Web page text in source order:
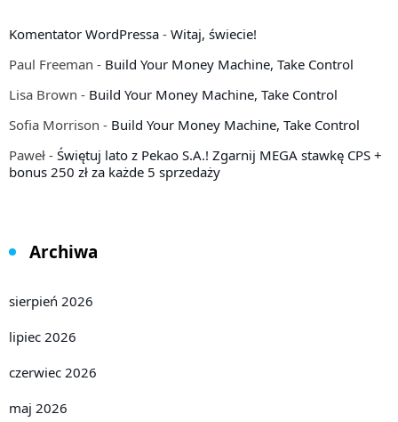
Komentator WordPressa - Witaj, świecie!
Paul Freeman - Build Your Money Machine, Take Control
Lisa Brown - Build Your Money Machine, Take Control
Sofia Morrison - Build Your Money Machine, Take Control
Paweł - Świętuj lato z Pekao S.A.! Zgarnij MEGA stawkę CPS +
bonus 250 zł za każde 5 sprzedaży
Archiwa
sierpień 2026
lipiec 2026
czerwiec 2026
maj 2026